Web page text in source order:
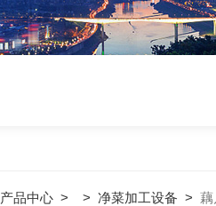
产品中心> > 净菜加工设备 > 藕